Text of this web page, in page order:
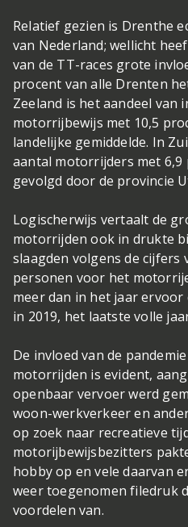
Relatief gezien is Drenthe
van Nederland; wellicht
van de TT-races grote
procent van alle Drenten
Zeeland is het aandeel van
motorrijbewijs met 10,5
landelijke gemiddelde. In
aantal motorrijders met 6,9
gevolgd door de provincie
Logischerwijs vertaalt de
motorrijden ook in drukte
slaagden volgens de cijfers
personen voor het
meer dan in het jaar ervoor
in 2019, het laatste volle
De invloed van de
motorrijden is evident,
openbaar vervoer werd
woon-werkverkeer en
op zoek naar recreatieve
motorijbewijsbezitters
hobby op en vele daarvan
weer toegenomen filedruk
voordelen van.